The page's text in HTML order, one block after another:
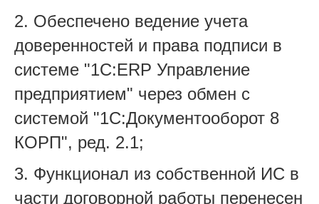
2. Обеспечено ведение учета
доверенностей и права подписи в
системе "1С:ERP Управление
предприятием" через обмен с
системой "1С:Документооборот 8
КОРП", ред. 2.1;
3. Функционал из собственной ИС в
части договорной работы перенесен